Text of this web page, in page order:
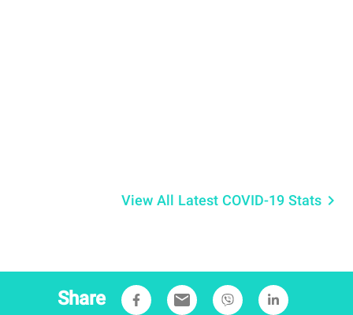
View All Latest COVID-19 Stats keyboard_arrow_right
Share email